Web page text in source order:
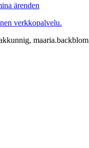
ärenden
verkkopalvelu.